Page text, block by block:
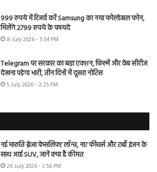
999 रुपये में रिजर्व करें Samsung का नया फोल्डेबल फोन,
मिलेंगे 2799 रुपये के फायदे
8 July 2026 - 5:54 PM
Telegram पर सरकार का बड़ा एक्शन, फिल्में और वेब सीरीज
देखना पड़ेगा भारी, तीन दिनों में दूसरा नोटिस
5 July 2026 - 2:25 PM
नई मारुति ब्रेजा फेसलिफ्ट लॉन्च, नए फीचर्स और टर्बो इंजन के
साथ आई SUV, जानें क्या है कीमत
26 July 2026 - 3:56 PM